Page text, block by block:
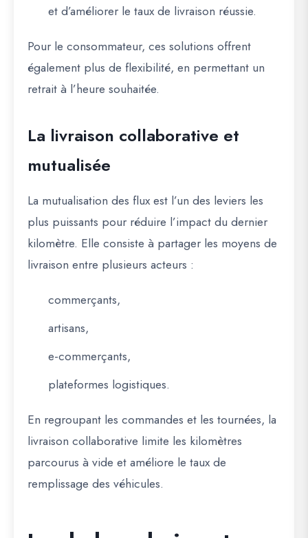
et d’améliorer le taux de livraison réussie.
Pour le consommateur, ces solutions offrent
également plus de flexibilité, en permettant un
retrait à l’heure souhaitée.
La livraison collaborative et
mutualisée
La mutualisation des flux est l’un des leviers les
plus puissants pour réduire l’impact du dernier
kilomètre. Elle consiste à partager les moyens de
livraison entre plusieurs acteurs :
commerçants,
artisans,
e-commerçants,
plateformes logistiques.
En regroupant les commandes et les tournées, la
livraison collaborative limite les kilomètres
parcourus à vide et améliore le taux de
remplissage des véhicules.